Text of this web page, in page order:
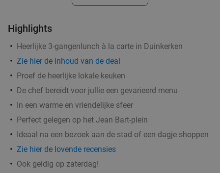
Highlights
Heerlijke 3-gangenlunch à la carte in Duinkerken
Zie hier de inhoud van de deal
Proef de heerlijke lokale keuken
De chef bereidt voor jullie een gevarieerd menu
In een warme en vriendelijke sfeer
Perfect gelegen op het Jean Bart-plein
Ideaal na een bezoek aan de stad of een dagje shoppen
Zie hier de lovende recensies
Ook geldig op zaterdag!